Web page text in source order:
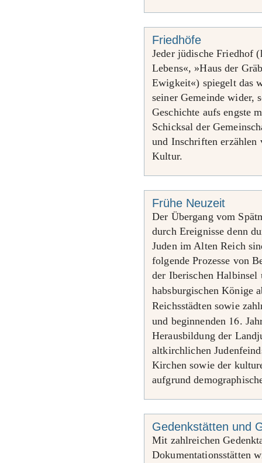
Friedhöfe
Jeder jüdische Friedhof
Lebens«, »Haus der
Ewigkeit«) spiegelt das
seiner Gemeinde wider,
Geschichte aufs engste
Schicksal der
und Inschriften erzählen
Kultur.
Frühe Neuzeit
Der Übergang vom
durch Ereignisse denn
Juden im Alten Reich
folgende Prozesse von
der Iberischen
habsburgischen Könige
Reichsstädten sowie
und beginnenden 16.
Herausbildung der
altkirchlichen
Kirchen sowie der
aufgrund
Gedenkstätten und
Mit zahlreichen
Dokumentationsstätten